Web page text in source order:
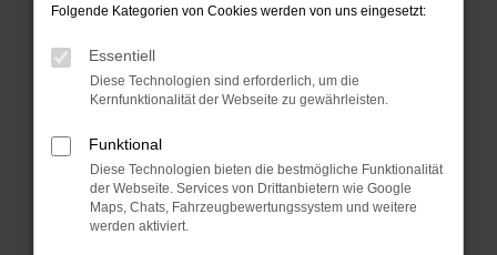
Prüfe deine Browsererweiterungen.
können das Laden bestimmter Seiten
verhindern. Funktioniert die Seite in einem
anderen Browser oder in einem privaten
Starte dein Gerät neu.
Das kann manchmal helfen, vorübergehende
Probleme zu beheben.
Folgende Kategorien von Cookies werden von uns eingesetzt:
Essentiell
Diese Technologien sind erforderlich, um die
Kernfunktionalität der Webseite zu gewährleisten.
Funktional
Diese Technologien bieten die bestmögliche Funktionalität
der Webseite. Services von Drittanbietern wie Google
Maps, Chats, Fahrzeugbewertungssystem und weitere
werden aktiviert.